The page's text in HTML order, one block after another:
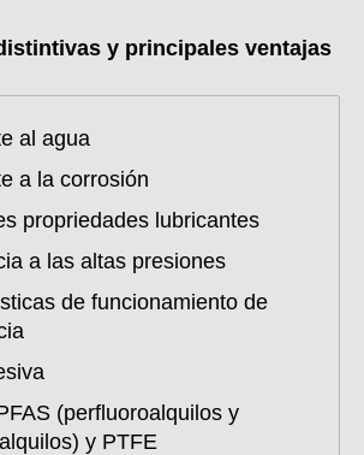
y principales ventajas
al agua
a la corrosión
propriedades lubricantes
a las altas presiones
de funcionamiento de
(perfluoroalquilos y
y PTFE